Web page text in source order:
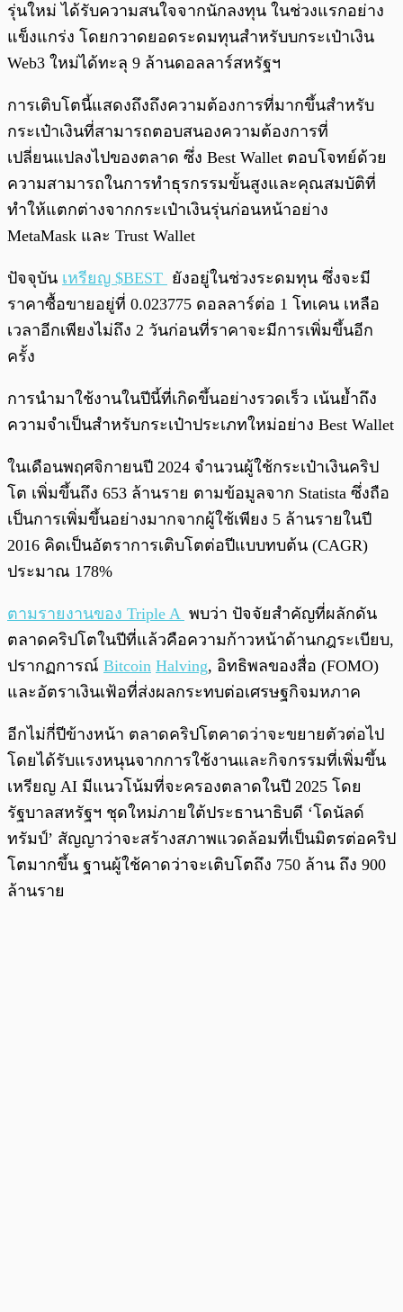
รุ่นใหม่ ได้รับความสนใจจากนักลงทุน ในช่วงแรกอย่าง
แข็งแกร่ง โดยกวาดยอดระดมทุนสำหรับบกระเป๋าเงิน
Web3 ใหม่ได้ทะลุ 9 ล้านดอลลาร์สหรัฐฯ
การเติบโตนี้แสดงถึงถึงความต้องการที่มากขึ้นสำหรับ
กระเป๋าเงินที่สามารถตอบสนองความต้องการที่
เปลี่ยนแปลงไปของตลาด ซึ่ง Best Wallet ตอบโจทย์ด้วย
ความสามารถในการทำธุรกรรมขั้นสูงและคุณสมบัติที่
ทำให้แตกต่างจากกระเป๋าเงินรุ่นก่อนหน้าอย่าง
MetaMask และ Trust Wallet
ปัจจุบัน เหรียญ $BEST ยังอยู่ในช่วงระดมทุน ซึ่งจะมี
ราคาซื้อขายอยู่ที่ 0.023775 ดอลลาร์ต่อ 1 โทเคน เหลือ
เวลาอีกเพียงไม่ถึง 2 วันก่อนที่ราคาจะมีการเพิ่มขึ้นอีก
ครั้ง
การนำมาใช้งานในปีนี้ที่เกิดขึ้นอย่างรวดเร็ว เน้นย้ำถึง
ความจำเป็นสำหรับกระเป๋าประเภทใหม่อย่าง Best Wallet
ในเดือนพฤศจิกายนปี 2024 จำนวนผู้ใช้กระเป๋าเงินคริป
โต เพิ่มขึ้นถึง 653 ล้านราย ตามข้อมูลจาก Statista ซึ่งถือ
เป็นการเพิ่มขึ้นอย่างมากจากผู้ใช้เพียง 5 ล้านรายในปี
2016 คิดเป็นอัตราการเติบโตต่อปีแบบทบต้น (CAGR)
ประมาณ 178%
ตามรายงานของ Triple A พบว่า ปัจจัยสำคัญที่ผลักดัน
ตลาดคริปโตในปีที่แล้วคือความก้าวหน้าด้านกฎระเบียบ,
ปรากฏการณ์ Bitcoin Halving, อิทธิพลของสื่อ (FOMO)
และอัตราเงินเฟ้อที่ส่งผลกระทบต่อเศรษฐกิจมหภาค
อีกไม่กี่ปีข้างหน้า ตลาดคริปโตคาดว่าจะขยายตัวต่อไป
โดยได้รับแรงหนุนจากการใช้งานและกิจกรรมที่เพิ่มขึ้น
เหรียญ AI มีแนวโน้มที่จะครองตลาดในปี 2025 โดย
รัฐบาลสหรัฐฯ ชุดใหม่ภายใต้ประธานาธิบดี ‘โดนัลด์
ทรัมป์’ สัญญาว่าจะสร้างสภาพแวดล้อมที่เป็นมิตรต่อคริป
โตมากขึ้น ฐานผู้ใช้คาดว่าจะเติบโตถึง 750 ล้าน ถึง 900
ล้านราย